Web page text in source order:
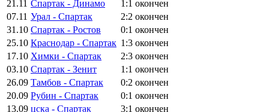
21.11 Спартак - Динамо 1:1 окончен
07.11 Урал - Спартак 2:2 окончен
31.10 Спартак - Ростов 0:1 окончен
25.10 Краснодар - Спартак 1:3 окончен
17.10 Химки - Спартак 2:3 окончен
03.10 Спартак - Зенит 1:1 окончен
26.09 Тамбов - Спартак 0:2 окончен
20.09 Рубин - Спартак 0:1 окончен
13.09 цска - Спартак 3:1 окончен